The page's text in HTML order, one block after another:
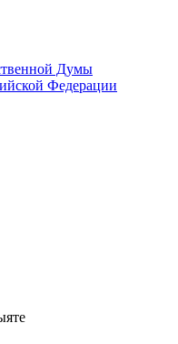
Думы
Федерации